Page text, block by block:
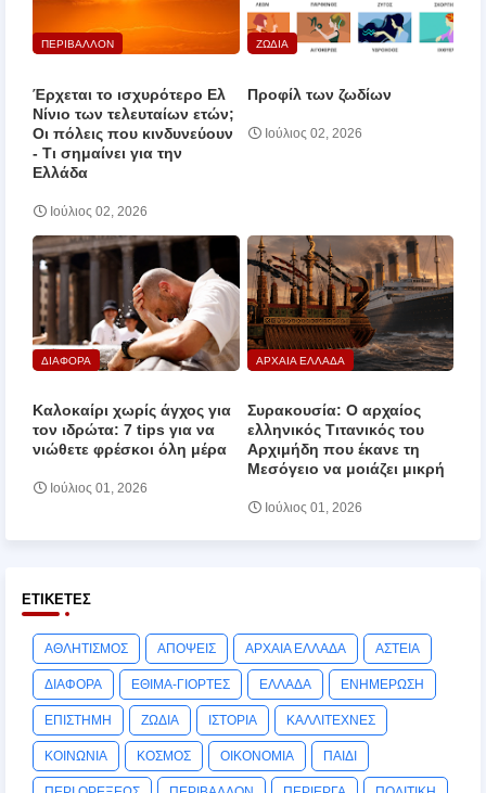
ΠΕΡΙΒΑΛΛΟΝ
Έρχεται το ισχυρότερο Ελ
Νίνιο των τελευταίων ετών;
Οι πόλεις που κινδυνεύουν
‑ Τι σημαίνει για την
Ελλάδα
Ιούλιος 02, 2026
ΖΩΔΙΑ
Προφίλ των ζωδίων
Ιούλιος 02, 2026
ΔΙΑΦΟΡΑ
Καλοκαίρι χωρίς άγχος για
τον ιδρώτα: 7 tips για να
νιώθετε φρέσκοι όλη μέρα
Ιούλιος 01, 2026
ΑΡΧΑΙΑ ΕΛΛΑΔΑ
Συρακουσία: Ο αρχαίος
ελληνικός Τιτανικός του
Αρχιμήδη που έκανε τη
Μεσόγειο να μοιάζει μικρή
Ιούλιος 01, 2026
ΕΤΙΚΈΤΕΣ
ΑΘΛΗΤΙΣΜΟΣ ΑΠΟΨΕΙΣ ΑΡΧΑΙΑ ΕΛΛΑΔΑ ΑΣΤΕΙΑ
ΔΙΑΦΟΡΑ ΕΘΙΜΑ-ΓΙΟΡΤΕΣ ΕΛΛΑΔΑ ΕΝΗΜΕΡΩΣΗ
ΕΠΙΣΤΗΜΗ ΖΩΔΙΑ ΙΣΤΟΡΙΑ ΚΑΛΛΙΤΕΧΝΕΣ
ΚΟΙΝΩΝΙΑ ΚΟΣΜΟΣ ΟΙΚΟΝΟΜΙΑ ΠΑΙΔΙ